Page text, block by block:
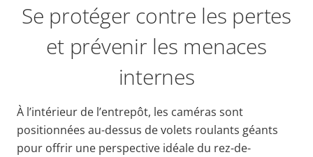
Se protéger contre les pertes
et prévenir les menaces
internes
À l’intérieur de l’entrepôt, les caméras sont
positionnées au-dessus de volets roulants géants
pour offrir une perspective idéale du rez-de-